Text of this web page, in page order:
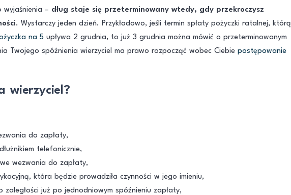
– dług staje się przeterminowany wtedy, gdy przekroczysz
. Wystarczy jeden dzień. Przykładowo, jeśli termin spłaty pożyczki ratalnej, którą
na 5 upływa 2 grudnia, to już 3 grudnia można mówić o przeterminowanym
Twojego spóźnienia wierzyciel ma prawo rozpocząć wobec Ciebie postępowanie
wierzyciel?
do zapłaty,
telefonicznie,
wezwania do zapłaty,
która będzie prowadziła czynności w jego imieniu,
zaległości już po jednodniowym spóźnieniu zapłaty,